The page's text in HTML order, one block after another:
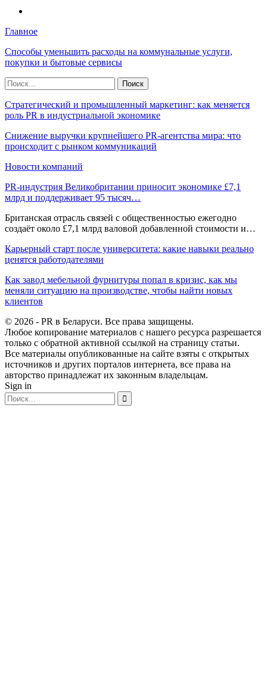
Главное
Способы уменьшить расходы на коммунальные услуги,
покупки и бытовые сервисы
Стратегический и промышленный маркетинг: как меняется
роль PR в индустриальной экономике
Снижение выручки крупнейшего PR-агентства мира: что
происходит с рынком коммуникаций
Новости компаний
PR-индустрия Великобритании приносит экономике £7,1
млрд и поддерживает 95 тысяч…
Британская отрасль связей с общественностью ежегодно
создаёт около £7,1 млрд валовой добавленной стоимости и…
Карьерный старт после университета: какие навыки реально
ценятся работодателями
Как завод мебельной фурнитуры попал в кризис, как мы
меняли ситуацию на производстве, чтобы найти новых
клиентов
© 2026 - PR в Беларуси. Все права защищены.
Любое копирование материалов с нашего ресурса разрешается
только с обратной активной ссылкой на страницу статьи.
Все материалы опубликованные на сайте взяты с открытых
источников и других порталов интернета, все права на
авторство принадлежат их законным владельцам.
Sign in